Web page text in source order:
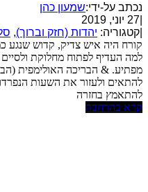
נכתב על-ידי:שמעון כהן
27 יוני, 2019
קטגוריה: יהדות (חזק וברוך),
קורח היה איש צדיק, קדוש שנגע
למה העדיף לפתוח מחלוקת
מפתיע. & הבריכה האולימפית
להתאים ולעזור את השעות
להתאמץ בחזרה
קרא בהרחבה